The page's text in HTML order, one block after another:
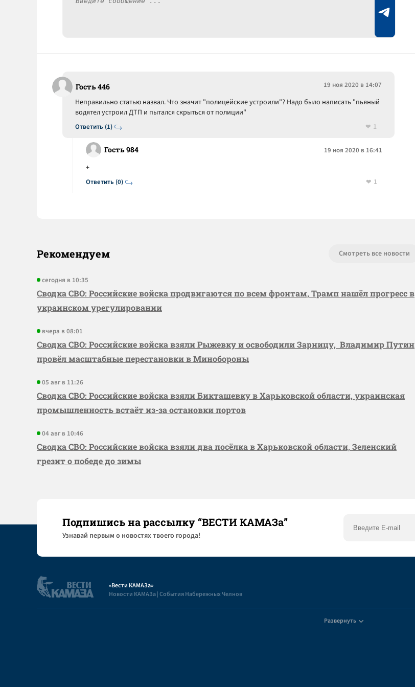
Гость 446 19 ноя 2020 в 14:07
Ответить (1)
Неправильно статью назвал. Что значит "полицейские устроили"? Надо было написать "пьяный
водятел устроил ДТП и пытался скрыться от полиции"
1
Гость 984 19 ноя 2020 в 16:41
Ответить (0)
+
1
Рекомендуем Смотреть все новости
сегодня в 10:35
Сводка СВО: Российские войска продвигаются по всем фронтам, Трамп нашёл прогресс в
украинском урегулировании
вчера в 08:01
Сводка СВО: Российские войска взяли Рыжевку и освободили Зарницу, Владимир Путин
провёл масштабные перестановки в Минобороны
05 авг в 11:26
Сводка СВО: Российские войска взяли Бикташевку в Харьковской области, украинская
промышленность встаёт из-за остановки портов
04 авг в 10:46
Сводка СВО: Российские войска взяли два посёлка в Харьковской области, Зеленский
грезит о победе до зимы
Подпишись на рассылку “ВЕСТИ КАМАЗа”
Узнaвай первым о новостях твоего города!
«Вести КАМАЗа»
Новости КАМАЗа | События Набережных Челнов
Развернуть